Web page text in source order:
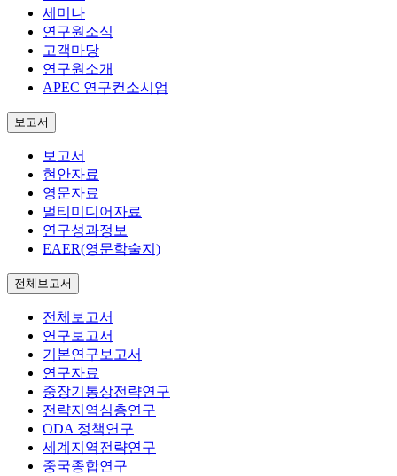
세미나
연구원소식
고객마당
연구원소개
APEC 연구컨소시엄
보고서
보고서
현안자료
영문자료
멀티미디어자료
연구성과정보
EAER(영문학술지)
전체보고서
전체보고서
연구보고서
기본연구보고서
연구자료
중장기통상전략연구
전략지역심층연구
ODA 정책연구
세계지역전략연구
중국종합연구